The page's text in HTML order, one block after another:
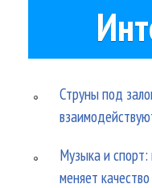
Струны под
Музыка и спорт:
меняет